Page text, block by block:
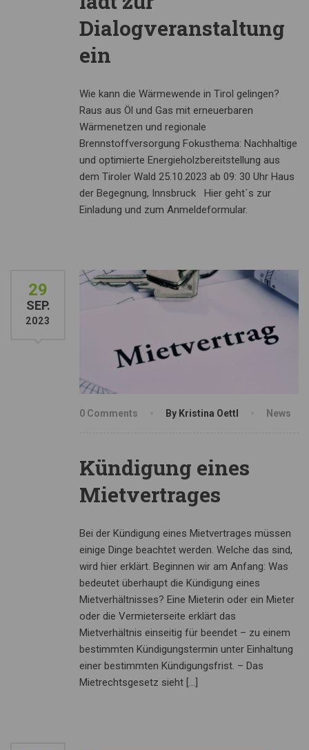
Dialogveranstaltung
ein
Wie kann die Wärmewende in Tirol gelingen?
Raus aus Öl und Gas mit erneuerbaren
Wärmenetzen und regionale
Brennstoffversorgung Fokusthema: Nachhaltige
und optimierte Energieholzbereitstellung aus
dem Tiroler Wald 25.10.2023 ab 09: 30 Uhr Haus
der Begegnung, Innsbruck Hier geht´s zur
Einladung und zum Anmeldeformular.
29
SEP.
2023
0 Comments By Kristina Oettl News
Kündigung eines
Mietvertrages
Bei der Kündigung eines Mietvertrages müssen
einige Dinge beachtet werden. Welche das sind,
wird hier erklärt. Beginnen wir am Anfang: Was
bedeutet überhaupt die Kündigung eines
Mietverhältnisses? Eine Mie­terin oder ein Mieter
oder die Vermieterseite erklärt das
Mietverhältnis einseitig für beendet – zu einem
bestimmten Kündigungstermin unter Einhaltung
ei­ner bestimmten Kündigungsfrist. – Das
Mietrechtsgesetz sieht […]